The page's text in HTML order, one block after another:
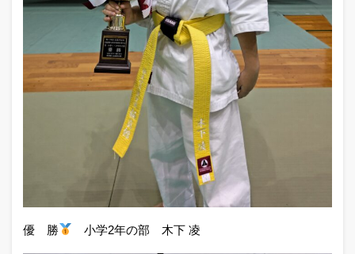
優 勝 小学2年の部 木下 凌